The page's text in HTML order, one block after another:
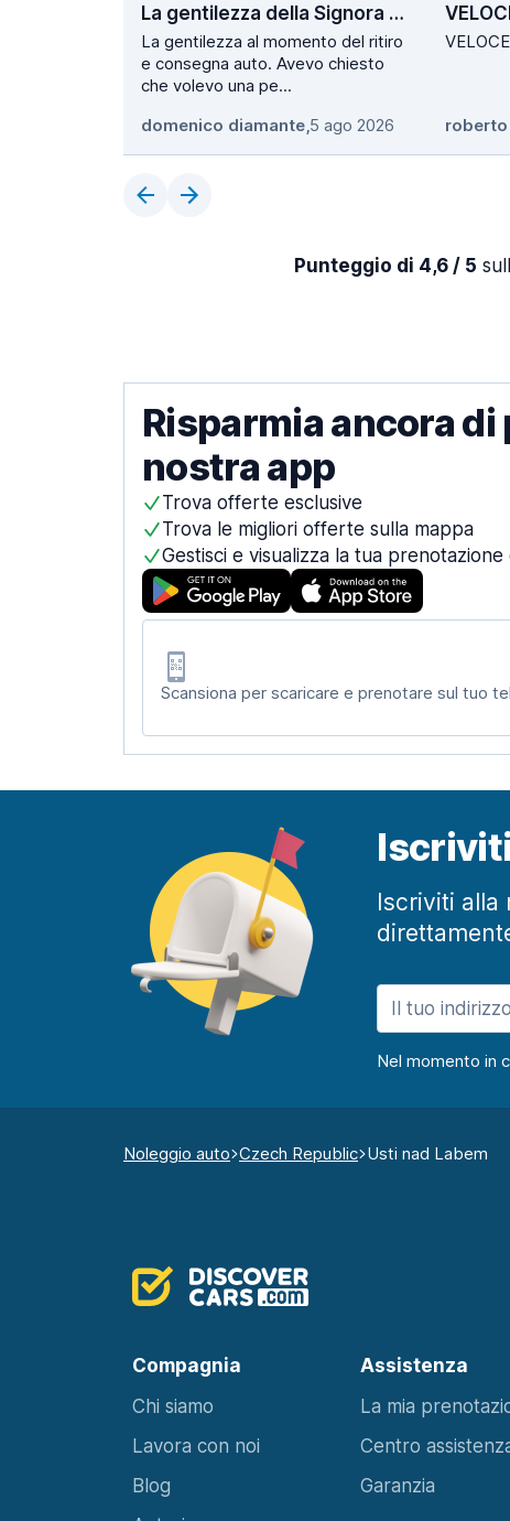
La gentilezza della Signora Stefania localita´ Poggio
La gentilezza al momento del ritiro
e consegna auto. Avevo chiesto
che volevo una pe...
domenico diamante,5 ago 2026
Punteggio di 4,6 / 5
Risparmia ancora di
nostra app
Trova offerte esclusive
Trova le migliori offerte sulla mappa
Gestisci e visualizza la tua
Scansiona per scaricare e prenotare sul tuo
Iscriviti
Nel momento in
Noleggio auto Czech Republic Usti nad Labem
Compagnia Assistenza